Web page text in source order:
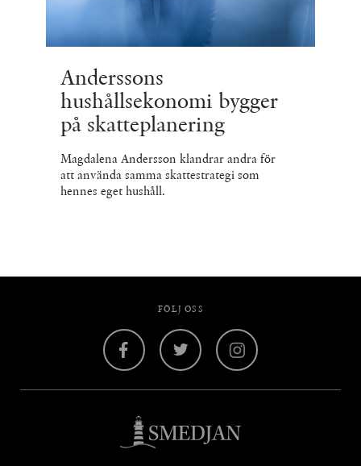
Anderssons
hushållsekonomi bygger
på skatteplanering
Magdalena Andersson klandrar andra för
att använda samma skattestrategi som
hennes eget hushåll.
FÖLJ OSS